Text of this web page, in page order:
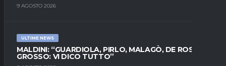
9 AGOSTO 2026
ULTIME NEWS
MALDINI: “GUARDIOLA, PIRLO, MALAGÒ, DE ROSSI E
GROSSO: VI DICO TUTTO”